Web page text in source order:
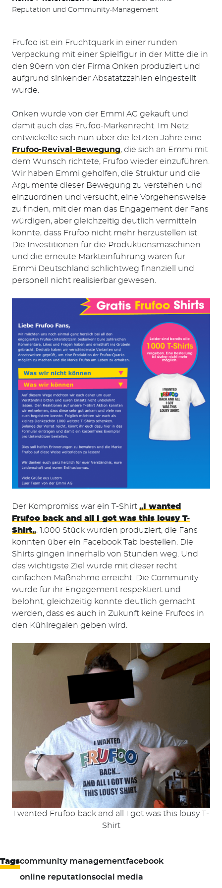
Reputation und Community-Management
Frufoo ist ein Fruchtquark in einer runden
Verpackung mit einer Spielfigur in der Mitte die in
den 90ern von der Firma Onken produziert und
aufgrund sinkender Absatatzzahlen eingestellt
wurde.
Onken wurde von der Emmi AG gekauft und
damit auch das Frufoo-Markenrecht. Im Netz
entwickelte sich nun über die letzten Jahre eine
Frufoo-Revival-Bewegung, die sich an Emmi mit
dem Wunsch richtete, Frufoo wieder einzuführen.
Wir haben Emmi geholfen, die Struktur und die
Argumente dieser Bewegung zu verstehen und
einzuordnen und versucht, eine Vorgehensweise
zu finden, mit der man das Engagement der Fans
würdigen, aber gleichzeitig deutlich vermitteln
konnte, dass Frufoo nicht mehr herzustellen ist.
Die Investitionen für die Produktionsmaschinen
und die erneute Markteinführung wären für
Emmi Deutschland schlichtweg finanziell und
personell nicht realisierbar gewesen.
Der Kompromiss war ein T-Shirt „I wanted
Frufoo back and all I got was this lousy T-
Shirt„ . 1.000 Stück wurden produziert, die Fans
konnten über ein Facebook Tab bestellen. Die
Shirts gingen innerhalb von Stunden weg. Und
das wichtigste Ziel wurde mit dieser recht
einfachen Maßnahme erreicht. Die Community
wurde für ihr Engagement respektiert und
belohnt, gleichzeitig konnte deutlich gemacht
werden, dass es auch in Zukunft keine Frufoos in
den Kühlregalen geben wird.
I wanted Frufoo back and all I got was this lousy T-
Shirt
Tagscommunity managementfacebook
online reputationsocial media